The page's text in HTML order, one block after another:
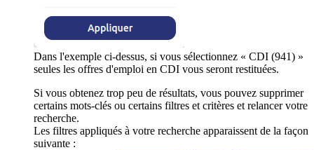
Dans l'exemple ci-dessus, si vous sélectionnez « CDI (941) »
seules les offres d'emploi en CDI vous seront restituées.
Si vous obtenez trop peu de résultats, vous pouvez supprimer
certains mots-clés ou certains filtres et critères et relancer votre
recherche.
Les filtres appliqués à votre recherche apparaissent de la façon
suivante :